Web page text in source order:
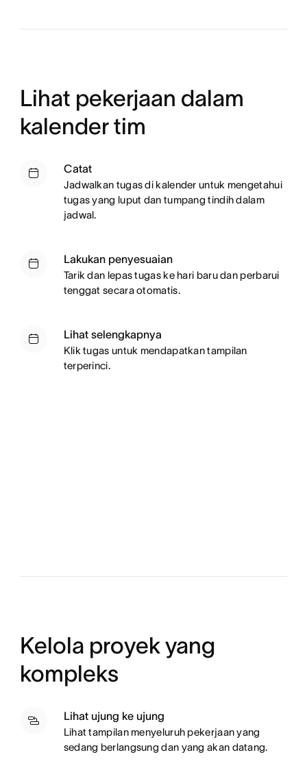
Lihat pekerjaan dalam
kalender tim
Catat
Jadwalkan tugas di kalender untuk mengetahui
tugas yang luput dan tumpang tindih dalam
jadwal.
Lakukan penyesuaian
Tarik dan lepas tugas ke hari baru dan perbarui
tenggat secara otomatis.
Lihat selengkapnya
Klik tugas untuk mendapatkan tampilan
terperinci.
Kelola proyek yang
kompleks
Lihat ujung ke ujung
Lihat tampilan menyeluruh pekerjaan yang
sedang berlangsung dan yang akan datang.